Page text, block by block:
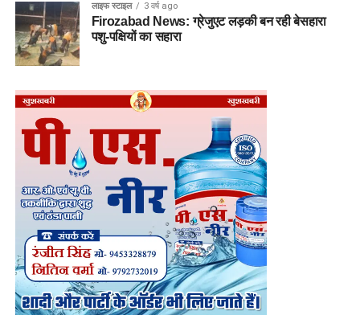
लाइफ स्टाइल 3 वर्ष ago
Firozabad News: ग्रेजुएट लड़की बन रही बेसहारा
पशु-पक्षियों का सहारा